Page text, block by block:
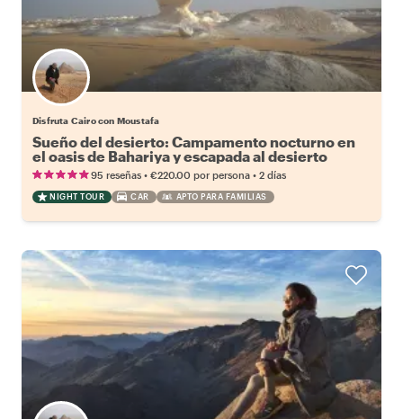
Disfruta Cairo con Moustafa
Sueño del desierto: Campamento nocturno en
el oasis de Bahariya y escapada al desierto
blanco desde El Cairo
95 reseñas • €220.00 por persona • 2 días
NIGHT TOUR CAR APTO PARA FAMILIAS